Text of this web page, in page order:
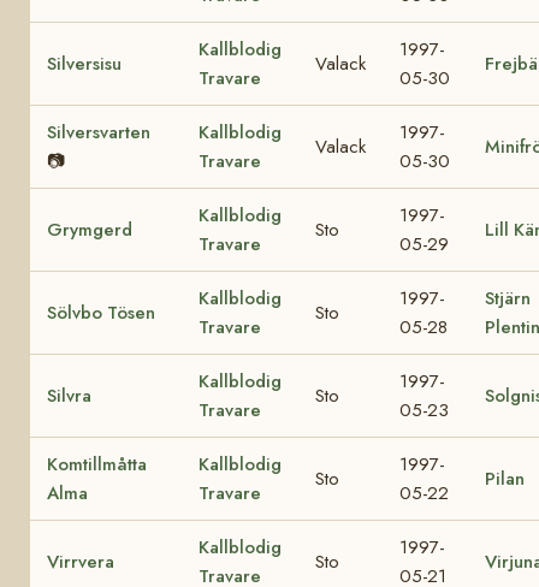
Silversisu
Kallblodig
Travare
Valack
1997-
05-30
Silversvarten
📷
Kallblodig
Travare
Valack
1997-
05-30
Grymgerd
Kallblodig
Travare
Sto
1997-
05-29
Lill
Sölvbo Tösen
Kallblodig
Travare
Sto
1997-
05-28
Stjärn
Silvra
Kallblodig
Travare
Sto
1997-
05-23
Komtillmåtta
Alma
Kallblodig
Travare
Sto
1997-
05-22
Pilan
Virrvera
Kallblodig
Travare
Sto
1997-
05-21